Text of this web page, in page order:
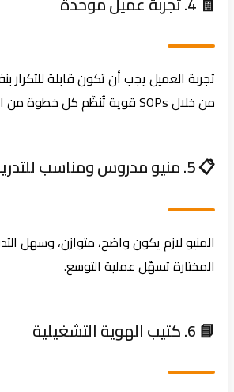
تجربة العميل يجب أن تكون قابلة للتكرار
من خلال SOPs قوية تُنظّم كل خطوة من الخدمة.
📋 5. منيو مدروس ومناسب للتدريب
المنيو لازم يكون واضح، متوازن، وسهل
المختارة تسهّل عملية التوسع.